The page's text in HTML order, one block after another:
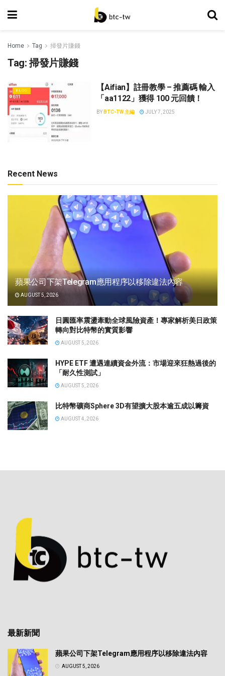
Home Tag 掃發片賺錢
Tag: 掃發片賺錢
BLOG
【Aifian】註冊教學 – 推薦碼 輸入
「aa1122」獲得 100 元回饋！
BY BTC-TW 主編 JULY 7, 2025
Recent News
蘋果公司下架Telegram應用程序以移除違法內容
AUGUST 5, 2026
日圓匯率震盪牽動全球風險資產！專家解析美日政策
轉向對比特幣的實質影響
AUGUST 5, 2026
HYPE ETF 遭遇連續資金外流：市場迎來狂熱過後的
「耐久性測試」
AUGUST 5, 2026
比特幣礦商Sphere 3D有望擴大股本逾五成以籌資
AUGUST 4, 2026
最新新聞
蘋果公司下架Telegram應用程序以移除違法內容
AUGUST 5, 2026